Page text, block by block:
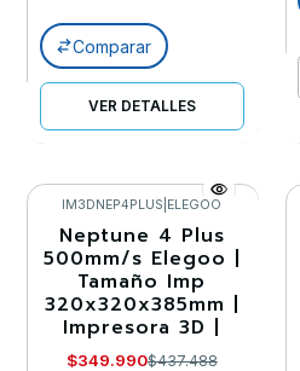
Comparar
VER DETALLES
-20%
Llega el 23/08/2026
IM3DNEP4PLUS ELEGOO
Neptune 4 Plus
500mm/s Elegoo |
Tamaño Imp
320x320x385mm |
Impresora 3D |
$349.990$437.488